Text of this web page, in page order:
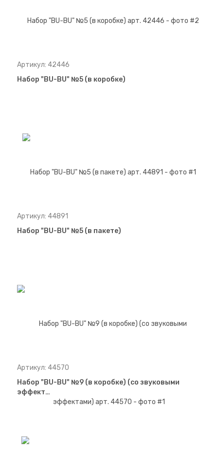
Артикул: 42446
Набор "BU-BU" №5 (в коробке)
Артикул: 44891
Набор "BU-BU" №5 (в пакете)
Артикул: 44570
Набор "BU-BU" №9 (в коробке) (со звуковыми
эффект…